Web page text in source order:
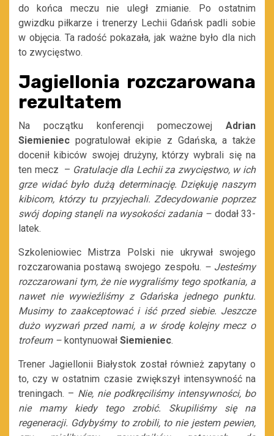
do końca meczu nie uległ zmianie. Po ostatnim
gwizdku piłkarze i trenerzy Lechii Gdańsk padli sobie
w objęcia. Ta radość pokazała, jak ważne było dla nich
to zwycięstwo.
Jagiellonia rozczarowana
rezultatem
Na początku konferencji pomeczowej Adrian
Siemieniec pogratulował ekipie z Gdańska, a także
docenił kibiców swojej drużyny, którzy wybrali się na
ten mecz – Gratulacje dla Lechii za zwycięstwo, w ich
grze widać było dużą determinację. Dziękuję naszym
kibicom, którzy tu przyjechali. Zdecydowanie poprzez
swój doping stanęli na wysokości zadania – dodał 33-
latek.
Szkoleniowiec Mistrza Polski nie ukrywał swojego
rozczarowania postawą swojego zespołu. – Jesteśmy
rozczarowani tym, że nie wygraliśmy tego spotkania, a
nawet nie wywieźliśmy z Gdańska jednego punktu.
Musimy to zaakceptować i iść przed siebie. Jeszcze
dużo wyzwań przed nami, a w środę kolejny mecz o
trofeum – kontynuował Siemieniec.
Trener Jagiellonii Białystok został również zapytany o
to, czy w ostatnim czasie zwiększył intensywność na
treningach. – Nie, nie podkręciliśmy intensywności, bo
nie mamy kiedy tego zrobić. Skupiliśmy się na
regeneracji. Gdybyśmy to zrobili, to nie jestem pewien,